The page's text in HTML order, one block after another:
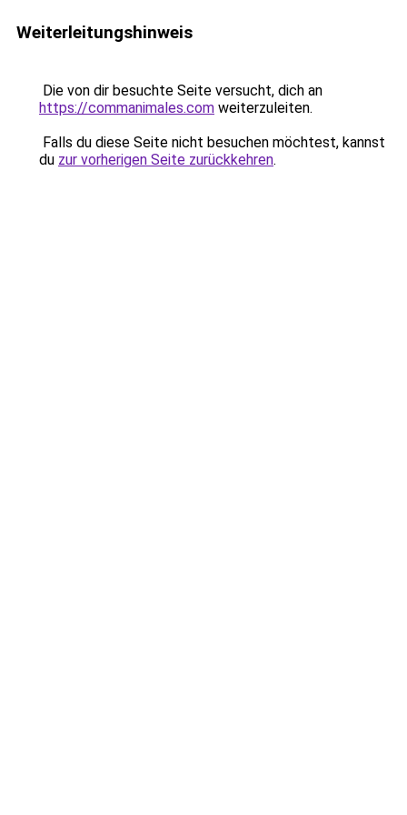
Weiterleitungshinweis
Die von dir besuchte Seite versucht, dich an
https://commanimales.com weiterzuleiten.
Falls du diese Seite nicht besuchen möchtest, kannst
du zur vorherigen Seite zurückkehren.